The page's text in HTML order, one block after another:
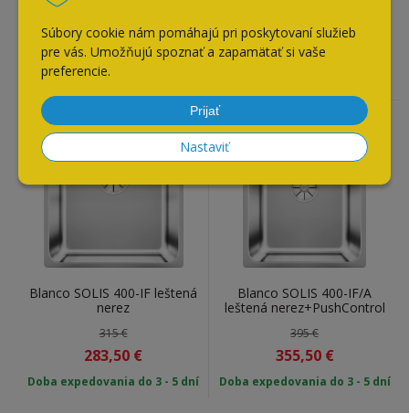
Súbory cookie nám pomáhajú pri poskytovaní služieb
pre vás. Umožňujú spoznať a zapamätať si vaše
preferencie.
Prijať
Nastaviť
301,50€
Doba expedovania do 3 - 5 dní
229,50 €
Doba expedovania do 3 - 5 dní
- 10%
zadarmo
Blanco SOLIS 400-IF leštená
nerez
315 €
283,50 €
Doba expedovania do 3 - 5 dní
- 10%
zadarmo
Blanco SOLIS 400-IF/A
leštená nerez+PushControl
395 €
355,50 €
Doba expedovania do 3 - 5 dní